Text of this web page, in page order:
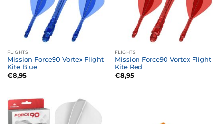
FLIGHTS
Mission Force90 Vortex Flight
Kite Blue
€8,95
FLIGHTS
Mission Force90 Vortex Flight
Kite Red
€8,95